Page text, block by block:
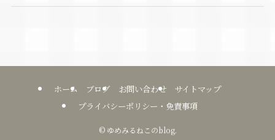
ホーム ブログ お問い合わせ
サイトマップ
プライバシーポリシー・免責事項
©ゆめみるねこのblog.